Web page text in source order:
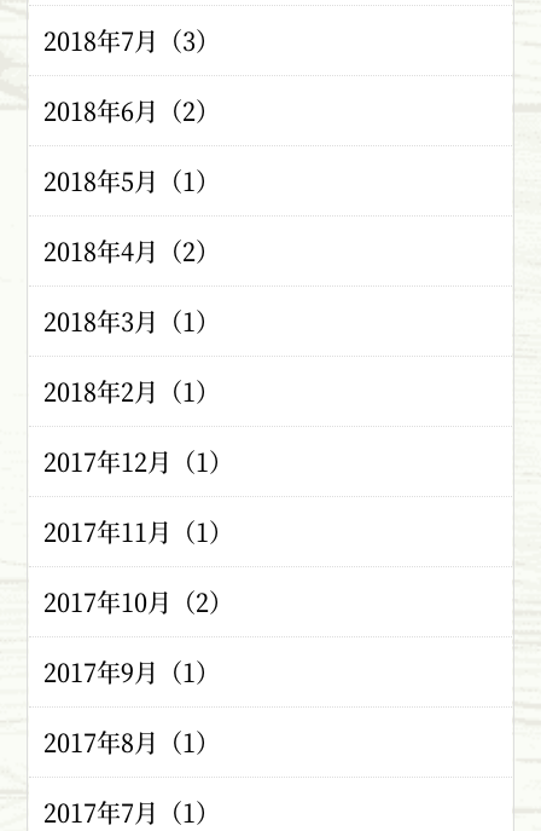
2018年7月（3）
2018年6月（2）
2018年5月（1）
2018年4月（2）
2018年3月（1）
2018年2月（1）
2017年12月（1）
2017年11月（1）
2017年10月（2）
2017年9月（1）
2017年8月（1）
2017年7月（1）